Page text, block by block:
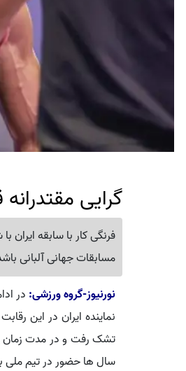
گرایی
فرنگی کار با سابقه
مسابقات جهانی آلبانی
نورنیوز-گروه ورزشی: در
سال ها حضور در تیم ملی